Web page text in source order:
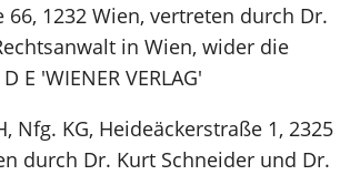
66, 1232 Wien, vertreten durch Dr.
in Wien, wider die
E 'WIENER VERLAG'
Nfg. KG, Heideäckerstraße 1, 2325
durch Dr. Kurt Schneider und Dr.